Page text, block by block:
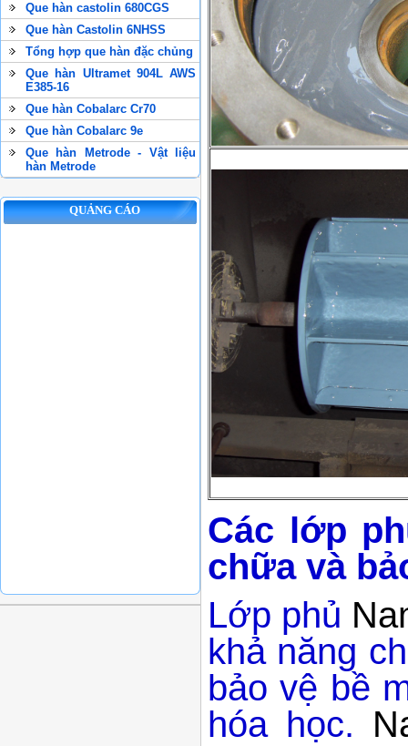
Que hàn castolin 680CGS
Que hàn Castolin 6NHSS
Tổng hợp que hàn đặc chủng
Que hàn Ultramet 904L AWS
E385-16
Que hàn Cobalarc Cr70
Que hàn Cobalarc 9e
Que hàn Metrode - Vật liệu
hàn Metrode
QUẢNG CÁO
Các lớp
chữa và
Lớp phủ
khả năng
bảo vệ bề
hóa học.